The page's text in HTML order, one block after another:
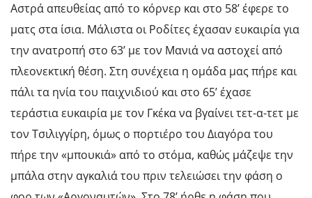
Αστρά απευθείας από το κόρνερ και στο 58’ έφερε το
ματς στα ίσια. Μάλιστα οι Ροδίτες έχασαν ευκαιρία για
την ανατροπή στο 63’ με τον Μανιά να αστοχεί από
πλεονεκτική θέση. Στη συνέχεια η ομάδα μας πήρε και
πάλι τα ηνία του παιχνιδιού και στο 65’ έχασε
τεράστια ευκαιρία με τον Γκέκα να βγαίνει τετ-α-τετ με
τον Τσιλιγγίρη, όμως ο πορτιέρο του Διαγόρα του
πήρε την «μπουκιά» από το στόμα, καθώς μάζεψε την
μπάλα στην αγκαλιά του πριν τελειώσει την φάση ο